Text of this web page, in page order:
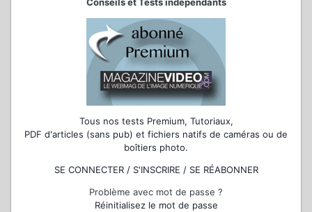
Conseils et Tests indépendants
Tous nos tests Premium, Tutoriaux,
PDF d'articles (sans pub) et fichiers natifs de caméras ou de
boîtiers photo.
SE CONNECTER / S'INSCRIRE / SE RÉABONNER
Problème avec mot de passe ?
Réinitialisez le mot de passe